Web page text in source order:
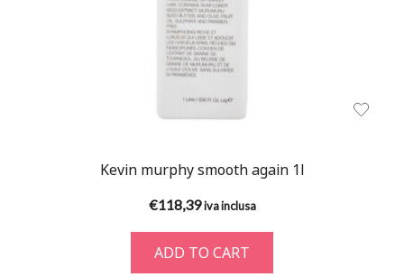
Kevin murphy smooth again 1l
€118,39 iva inclusa
ADD TO CART